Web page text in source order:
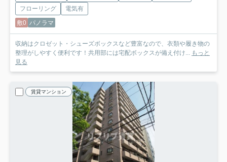
フローリング
電気有
敷0 パノラマ
収納はクロゼット・シューズボックスなど豊富なので、衣類や履き物の
整理がしやすく便利です！共用部には宅配ボックスが備え付け... もっと
見る
賃貸マンション